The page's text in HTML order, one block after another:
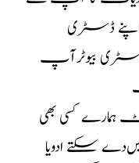
اپنے ڈسٹری
ڈسٹری بیوٹرآپ
ہمارے کسی بھی
سکتے ادویا